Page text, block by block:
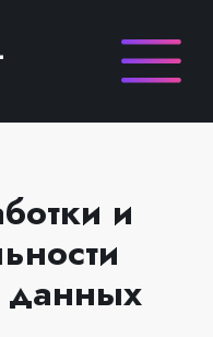
и
данных